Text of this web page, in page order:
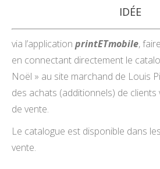
IDÉE
via l’application printETmobile,
en connectant directement le
Noël » au site marchand de Louis
des achats (additionnels) de
de vente.
Le catalogue est disponible dans
vente.